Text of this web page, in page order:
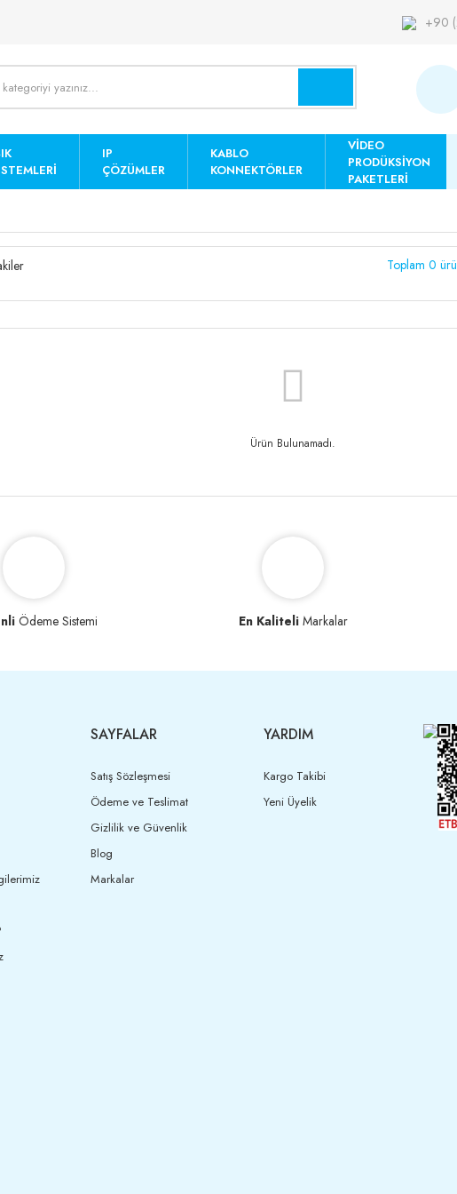
+90
IP
ÇÖZÜMLER
KABLO
KONNEKTÖRLER
VİDEO
PRODÜKSİYON
PAKETLERİ
Toplam 0
Ürün Bulunamadı.
Ödeme Sistemi En KaliteliMarkalar
SAYFALAR
Satış Sözleşmesi
Ödeme ve Teslimat
Gizlilik ve Güvenlik
Blog
Markalar
YARDIM
Kargo Takibi
Yeni Üyelik